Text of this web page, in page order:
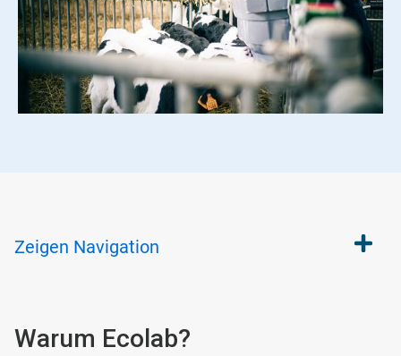
Zeigen Navigation
Warum Ecolab?